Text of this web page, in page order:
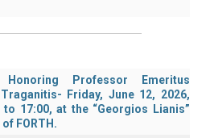
Honoring Professor Emeritus
Friday, June 12, 2026,
17:00, at the “Georgios Lianis”
FORTH.